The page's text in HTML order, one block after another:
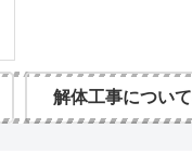
解体工事につい